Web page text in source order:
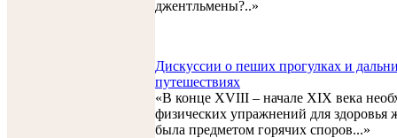
джентльмены?..»
Дискуссии о пеших прогулках и
путешествиях
«В конце XVIII – начале XIX века
физических упражнений для
была предметом горячих споров...»